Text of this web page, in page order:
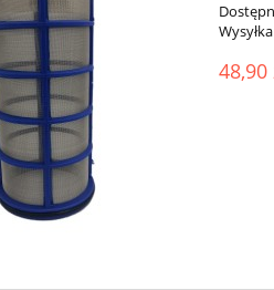
48,90